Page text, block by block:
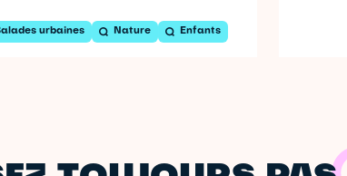
urbaines Nature Enfants